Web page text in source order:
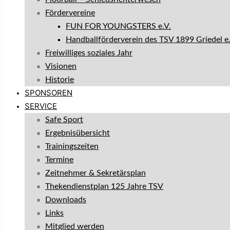
Fördervereine
FUN FOR YOUNGSTERS e.V.
Handballförderverein des TSV 1899 Griedel
Freiwilliges soziales Jahr
Visionen
Historie
SPONSOREN
SERVICE
Safe Sport
Ergebnisübersicht
Trainingszeiten
Termine
Zeitnehmer & Sekretärsplan
Thekendienstplan 125 Jahre TSV
Downloads
Links
Mitglied werden